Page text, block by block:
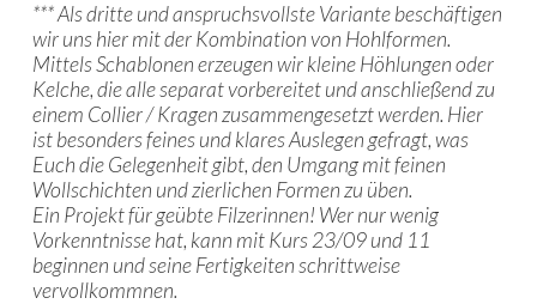
*** Als dritte und anspruchsvollste Variante beschäftigen
wir uns hier mit der Kombination von Hohlformen.
Mittels Schablonen erzeugen wir kleine Höhlungen oder
Kelche, die alle separat vorbereitet und anschließend zu
einem Collier / Kragen zusammengesetzt werden. Hier
ist besonders feines und klares Auslegen gefragt, was
Euch die Gelegenheit gibt, den Umgang mit feinen
Wollschichten und zierlichen Formen zu üben.
Ein Projekt für geübte Filzerinnen! Wer nur wenig
Vorkenntnisse hat, kann mit Kurs 23/09 und 11
beginnen und seine Fertigkeiten schrittweise
vervollkommnen.